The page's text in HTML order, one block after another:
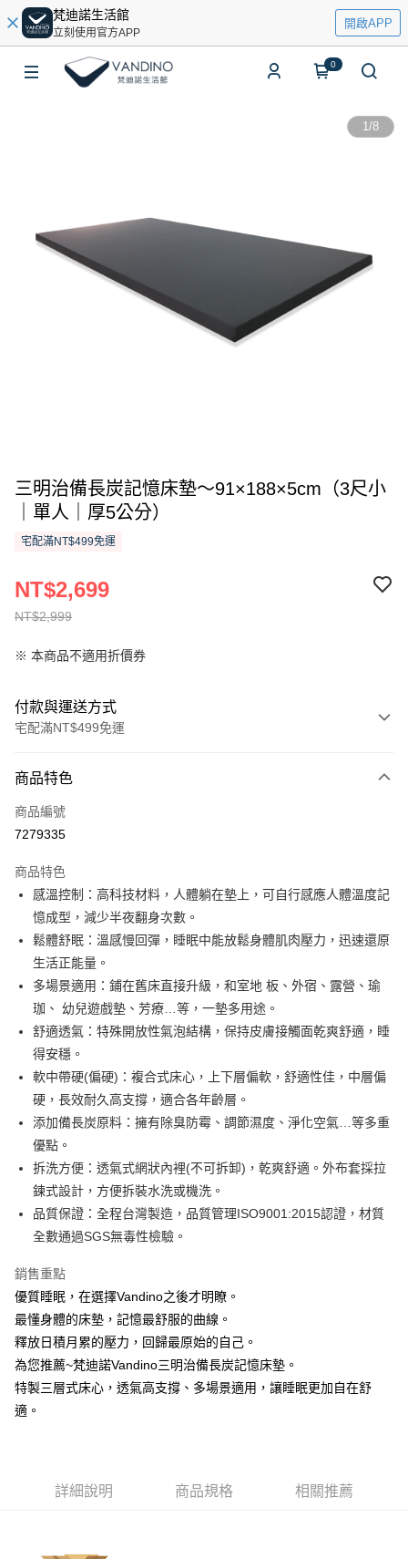
梵迪諾生活館
立刻使用官方APP
開啟APP
0
1/8
三明治備長炭記憶床墊～91×188×5cm（3尺小
｜單人｜厚5公分）
宅配滿NT$499免運
NT$2,999
NT$2,699
※ 本商品不適用折價券
付款與運送方式
宅配滿NT$499免運
信用卡一次付款
信用卡分期付款
合作金庫商業銀行
華南商業銀行
彰化商業銀行
上海商業儲蓄銀行
國泰世華商業銀行
兆豐國際商業銀行
臺灣中小企業銀行
匯豐（台灣）商業銀行
華泰商業銀行
聯邦商業銀行
遠東國際商業銀行
元大商業銀行
永豐商業銀行
玉山商業銀行
星展（台灣）商業銀行
台新國際商業銀行
台灣樂天信用卡公司
6 期 0 利率 每期
華南商業銀行
上海商業儲蓄銀行
台北富邦商業銀行
國泰世華商業銀行
臺灣中小企業銀行
台中商業銀行
匯豐（台灣）商業銀行
華泰商業銀行
聯邦商業銀行
遠東國際商業銀行
元大商業銀行
永豐商業銀行
玉山商業銀行
台新國際商業銀行
中國信託商業銀行
台灣樂天信用卡公司
LINE Pay
Apple Pay
街口支付
悠遊付
Google Pay
全盈+PAY
AFTEE先享後付
相關說明
AFTEE先享後付是「在收到商品之後才付款」的支付方式。 讓您購物簡單
便利好安心！
１．簡單：不需註冊會員、不需綁卡、不需儲值。
２．便利：只要手機號碼，簡訊認證，即可結帳。
３．安心：先確認商品／服務後，再付款。
【「AFTEE先享後付」結帳流程】
１．於結帳方式選擇「AFTEE先享後付」後，將跳轉至「AFTEE先享後付」
結帳頁面，進行簡訊認證並確認金額後，即可完成結帳。
２．訂單成立數日內，您將收到繳費通知簡訊。
３．收到繳費通知簡訊後14天內，點擊此簡訊中的連結，可透過四大超商／
※ 請注意：結帳手續完成當下不需立刻繳費，但若您需要取消訂單，請聯絡
購買商品的店家。未經商家同意取消之訂單仍視為有效，需透過AFTEE先享
後付繳納相關費用。
※ 交易是否成功請以「AFTEE先享後付 」之結帳頁面顯示為準，若有關於
【注意事項】
２．關於個人資料處理事宜，請瀏覽以下網址：
ATM付款
運送方式
宅配
每筆NT$100，滿NT$499(含以上)免運費
商品特色
商品編號
7279335
商品特色
感溫控制：高科技材料，人體躺在墊上，可自行感應人體溫度記
憶成型，減少半夜翻身次數。
鬆體舒眠：溫感慢回彈，睡眠中能放鬆身體肌肉壓力，迅速還原
生活正能量。
多場景適用：鋪在舊床直接升級，和室地 板、外宿、露營、瑜
珈、 幼兒遊戲墊、芳療…等，一墊多用途。
舒適透氣：特殊開放性氣泡結構，保持皮膚接觸面乾爽舒適，睡
得安穩。
軟中帶硬(偏硬)：複合式床心，上下層偏軟，舒適性佳，中層偏
硬，長效耐久高支撐，適合各年齡層。
添加備長炭原料：擁有除臭防霉、調節濕度、淨化空氣…等多重
優點。
拆洗方便：透氣式網狀內裡(不可拆卸)，乾爽舒適。外布套採拉
鍊式設計，方便拆裝水洗或機洗。
品質保證：全程台灣製造，品質管理ISO9001:2015認證，材質
全數通過SGS無毒性檢驗。
銷售重點
優質睡眠，在選擇Vandino之後才明瞭。
最懂身體的床墊，記憶最舒服的曲線。
釋放日積月累的壓力，回歸最原始的自己。
為您推薦~梵迪諾Vandino三明治備長炭記憶床墊。
特製三層式床心，透氣高支撐、多場景適用，讓睡眠更加自在舒
適。
詳細說明 商品規格 相關推薦